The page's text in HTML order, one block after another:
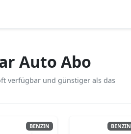
Auto Abo
verfügbar und günstiger als das
BENZIN BENZIN